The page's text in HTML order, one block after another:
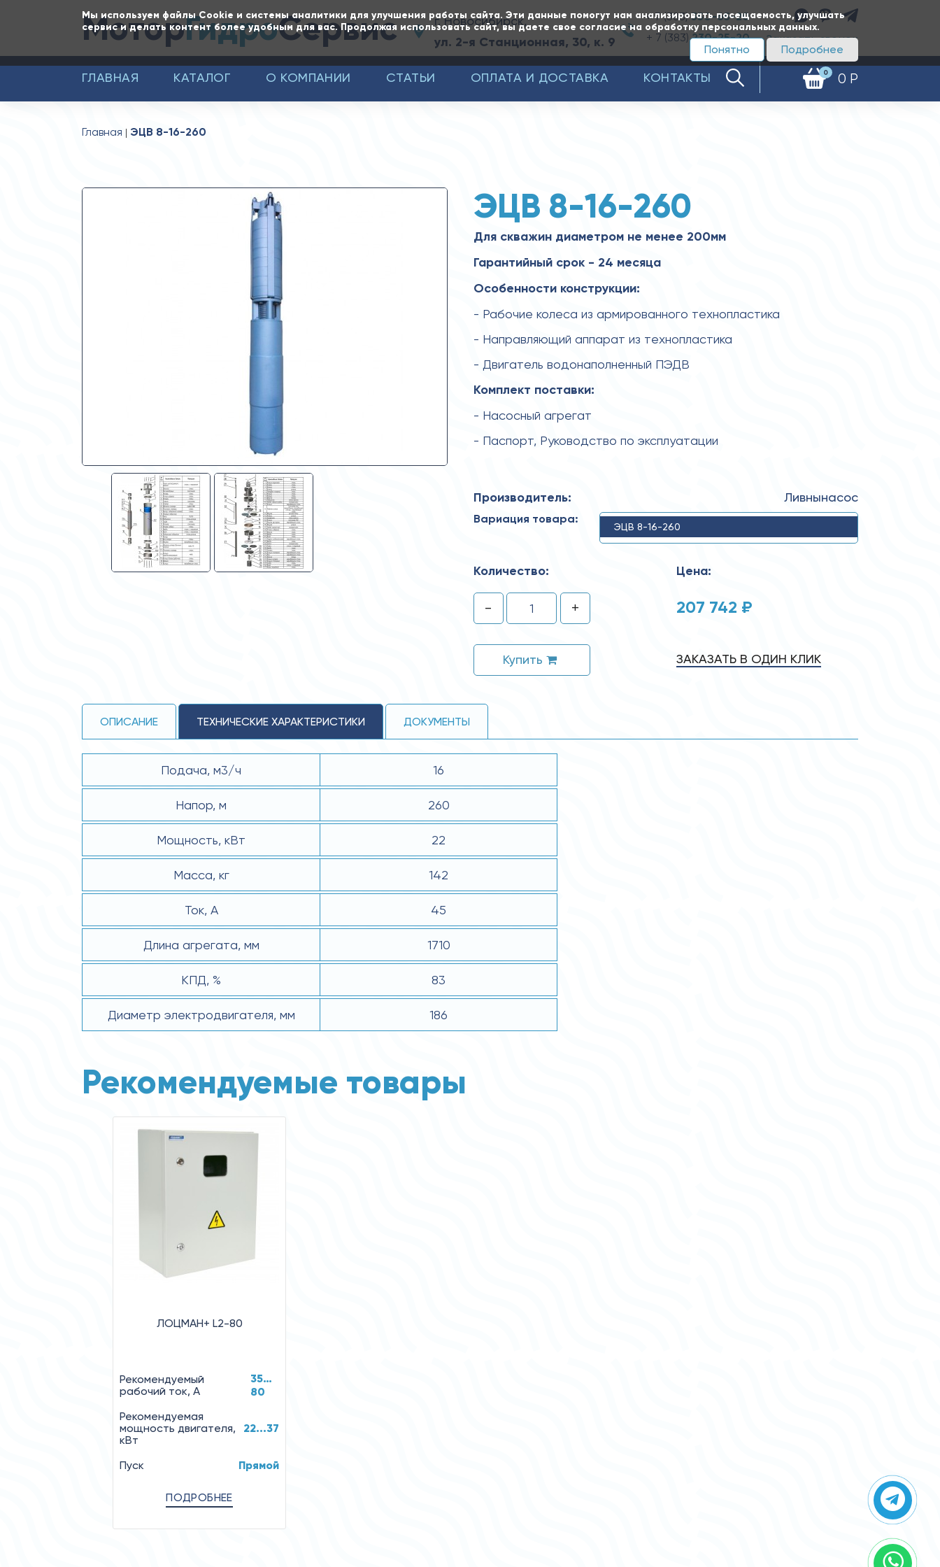
Мы используем файлы Cookie и системы аналитики для улучшения работы сайта. Эти данные помогут нам анализировать посещаемость, улучшать
сервис и делать контент более удобным для вас. Продолжая использовать сайт, вы даете свое согласие на обработку персональных данных.
Подробнее
Понятно
МоторГидроСервис г. Новосибирск,
ул. 2-я Станционная, 30, к. 9
+ 7 (383)350-65-20
+ 7 (383)230-25-20 Заказать звонок
0 0 Р
ГЛАВНАЯ КАТАЛОГ О КОМПАНИИ СТАТЬИ ОПЛАТА И ДОСТАВКА КОНТАКТЫ
Главная ЭЦВ 8-16-260
ЭЦВ 8-16-260
Для скважин диаметром не менее 200мм
Гарантийный срок - 24 месяца
Особенности конструкции:
- Рабочие колеса из армированного технопластика
- Направляющий аппарат из технопластика
- Двигатель водонаполненный ПЭДВ
Комплект поставки:
- Насосный агрегат
- Паспорт, Руководство по эксплуатации
Производитель: Ливнынасос
Вариация товара:
ЭЦВ 8-16-260
Количество:
- +
Купить
Цена:
207 742 ₽
ЗАКАЗАТЬ В ОДИН КЛИК
ОПИСАНИЕ ТЕХНИЧЕСКИЕ ХАРАКТЕРИСТИКИ ДОКУМЕНТЫ
Подача, м3/ч 16
Напор, м 260
Мощность, кВт 22
Масса, кг 142
Ток, А 45
Длина агрегата, мм 1710
КПД, % 83
Диаметр электродвигателя, мм 186
Рекомендуемые товары
ЛОЦМАН+ L2-80
Рекомендуемый
рабочий ток, А
35…
80
Рекомендуемая
мощность двигателя,
кВт
22...37
Пуск Прямой
ПОДРОБНЕЕ